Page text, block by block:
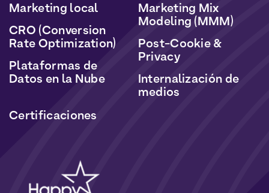
Marketing local
CRO (Conversion
Rate Optimization)
Plataformas de
Datos en la Nube
Marketing Mix
Modeling (MMM)
Post-Cookie &
Privacy
Internalización de
medios
Certificaciones